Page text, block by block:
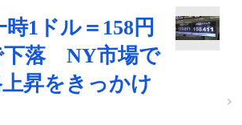
時1ドル＝158円
下落 NY市場で
昇をきっかけ